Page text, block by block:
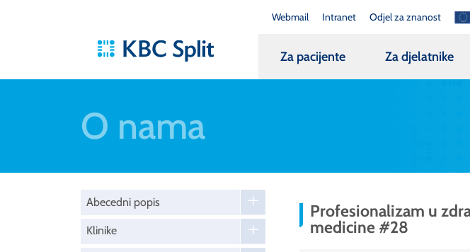
Webmail Intranet Odjel za znanost
Za pacijente Za djelatnike
O nama
Abecedni popis
Klinike
Profesionalizam u
medicine #28